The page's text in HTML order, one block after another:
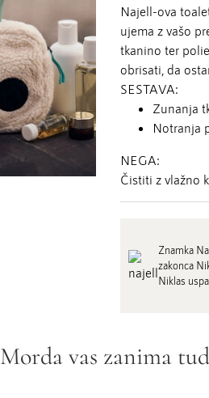
Najell-ova
ujema z vašo
tkanino ter
obrisati, da
SESTAVA:
Zunanja
Notranja
NEGA:
Čistiti z vlažno
Znamka
zakonca
Niklas
Morda vas zanima